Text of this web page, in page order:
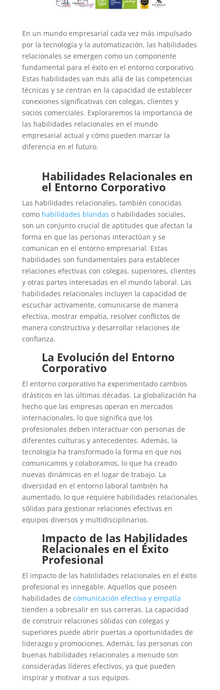
En un mundo empresarial cada vez más impulsado
por la tecnología y la automatización, las habilidades
relacionales se emergen como un componente
fundamental para el éxito en el entorno corporativo.
Estas habilidades van más allá de las competencias
técnicas y se centran en la capacidad de establecer
conexiones significativas con colegas, clientes y
socios comerciales. Exploraremos la importancia de
las habilidades relacionales en el mundo
empresarial actual y cómo pueden marcar la
diferencia en el futuro.
Habilidades Relacionales en
el Entorno Corporativo
Las habilidades relacionales, también conocidas
comohabilidades blandas o habilidades sociales,
son un conjunto crucial de aptitudes que afectan la
forma en que las personas interactúan y se
comunican en el entorno empresarial. Estas
habilidades son fundamentales para establecer
relaciones efectivas con colegas, superiores, clientes
y otras partes interesadas en el mundo laboral. Las
habilidades relacionales incluyen la capacidad de
escuchar activamente, comunicarse de manera
efectiva, mostrar empatía, resolver conflictos de
manera constructiva y desarrollar relaciones de
confianza.
La Evolución del Entorno
Corporativo
El entorno corporativo ha experimentado cambios
drásticos en las últimas décadas. La globalización ha
hecho que las empresas operan en mercados
internacionales, lo que significa que los
profesionales deben interactuar con personas de
diferentes culturas y antecedentes. Además, la
tecnología ha transformado la forma en que nos
comunicamos y colaboramos, lo que ha creado
nuevas dinámicas en el lugar de trabajo. La
diversidad en el entorno laboral también ha
aumentado, lo que requiere habilidades relacionales
sólidas para gestionar relaciones efectivas en
equipos diversos y multidisciplinarios.
Impacto de las Habilidades
Relacionales en el Éxito
Profesional
El impacto de las habilidades relacionales en el éxito
profesional es innegable. Aquellos que poseen
habilidades de comunicación efectiva y empatía
tienden a sobresalir en sus carreras. La capacidad
de construir relaciones sólidas con colegas y
superiores puede abrir puertas a oportunidades de
liderazgo y promociones. Además, las personas con
buenas habilidades relacionales a menudo son
consideradas líderes efectivos, ya que pueden
inspirar y motivar a sus equipos.